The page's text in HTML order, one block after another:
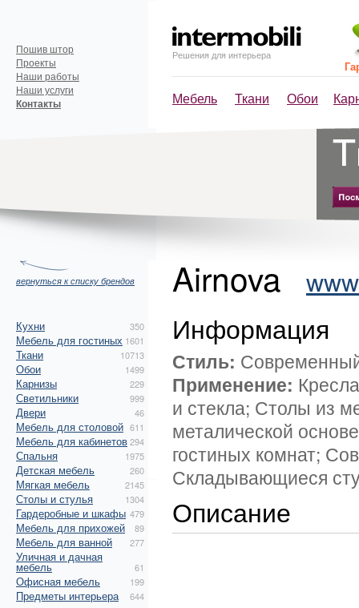
Решения для интерьера
Мебель Ткани Обои
Пошив штор
Проекты
Наши работы
Наши услуги
Контакты
вернуться к списку брендов
Кухни 350
Мебель для гостиных 1601
Ткани 10713
Обои 1499
Карнизы 229
Светильники 999
Двери 46
Мебель для столовой 611
Мебель для кабинетов294
Спальня 1975
Детская мебель 260
Мягкая мебель 2145
Столы и стулья 1304
Гардеробные и шкафы 479
Мебель для прихожей 89
Мебель для ванной 277
Уличная и дачная
мебель 61
Офисная мебель 199
Предметы интерьера 644
Airnova
Информация
Стиль:
Применение:
и стекла; Столы из
металической
гостиных комнат;
Складывающиеся
Описание